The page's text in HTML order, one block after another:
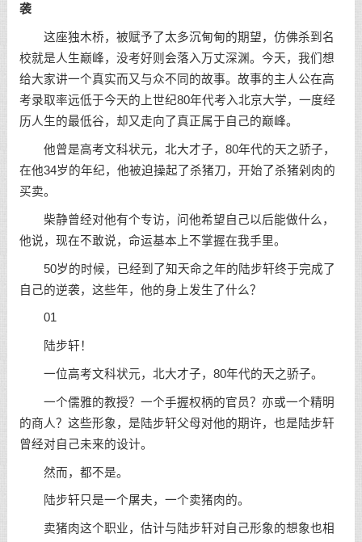
袭
这座独木桥，被赋予了太多沉甸甸的期望，仿佛杀到名
校就是人生巅峰，没考好则会落入万丈深渊。今天，我们想
给大家讲一个真实而又与众不同的故事。故事的主人公在高
考录取率远低于今天的上世纪80年代考入北京大学，一度经
历人生的最低谷，却又走向了真正属于自己的巅峰。
他曾是高考文科状元，北大才子，80年代的天之骄子，
在他34岁的年纪，他被迫操起了杀猪刀，开始了杀猪剁肉的
买卖。
柴静曾经对他有个专访，问他希望自己以后能做什么，
他说，现在不敢说，命运基本上不掌握在我手里。
50岁的时候，已经到了知天命之年的陆步轩终于完成了
自己的逆袭，这些年，他的身上发生了什么？
01
陆步轩！
一位高考文科状元，北大才子，80年代的天之骄子。
一个儒雅的教授？一个手握权柄的官员？亦或一个精明
的商人？这些形象，是陆步轩父母对他的期许，也是陆步轩
曾经对自己未来的设计。
然而，都不是。
陆步轩只是一个屠夫，一个卖猪肉的。
卖猪肉这个职业，估计与陆步轩对自己形象的想象也相